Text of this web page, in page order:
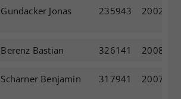
Gundacker Jonas 235943 2002
Berenz Bastian 326141 2008
Scharner Benjamin 317941 2007